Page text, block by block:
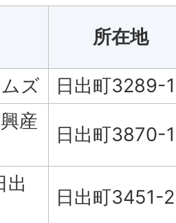
所在地
ズ
日出町3289-1
産
日出町3870-1
出
日出町3451-2